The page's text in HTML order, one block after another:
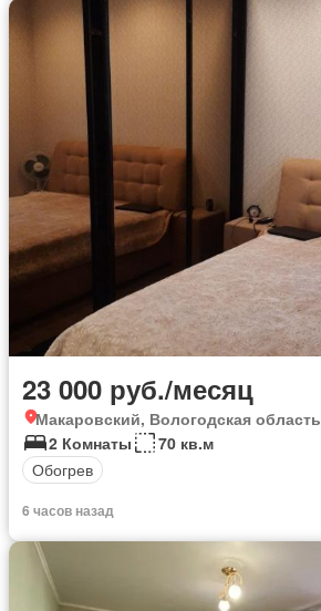
23 000 руб./месяц
Макаровский, Вологодская область
2 Комнаты
70 кв.м
Обогрев
6 часов назад